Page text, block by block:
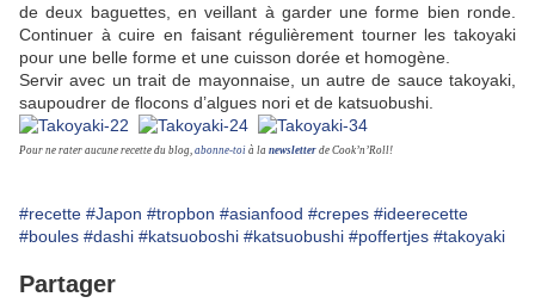
de deux baguettes, en veillant à garder une forme bien ronde.
Continuer à cuire en faisant régulièrement tourner les takoyaki
pour une belle forme et une cuisson dorée et homogène.
Servir avec un trait de mayonnaise, un autre de sauce takoyaki,
saupoudrer de flocons d’algues nori et de katsuobushi.
Pour ne rater aucune recette du blog, abonne-toi à la newsletter de Cook’n’Roll!
#recette #Japon #tropbon #asianfood #crepes #ideerecette
#boules #dashi #katsuoboshi #katsuobushi #poffertjes #takoyaki
Partager